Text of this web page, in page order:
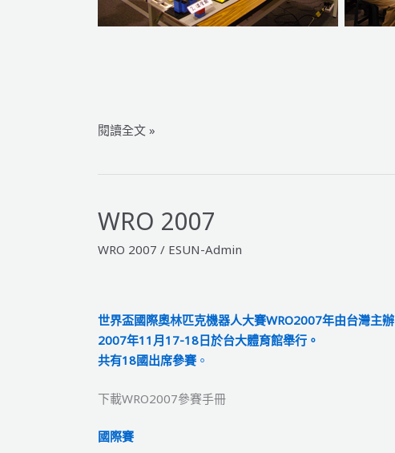
WRO
閱讀全文 »
WRO 2007
WRO 2007 / ESUN-Admin
世界盃國際奧林匹克機器人大賽WRO2007年由台灣主辦
2007年11 月17-18日於台大體育館舉行。
共有18國出席參賽。
下載WRO2007參賽手冊
國際賽